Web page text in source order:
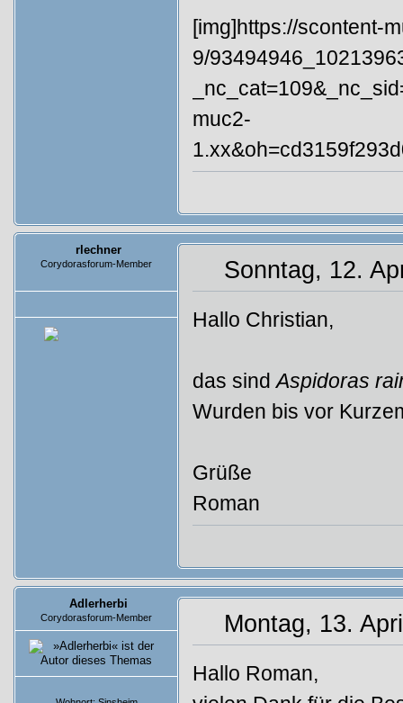
[img]https://scontent-
9/
muc2-
rlechner
Corydorasforum-Member Sonntag, 12.
Hallo Christian,
das sindAspidoras
Wurden bis vor
Grüße
Roman
Adlerherbi
Corydorasforum-Member Montag, 13.
Hallo Roman,